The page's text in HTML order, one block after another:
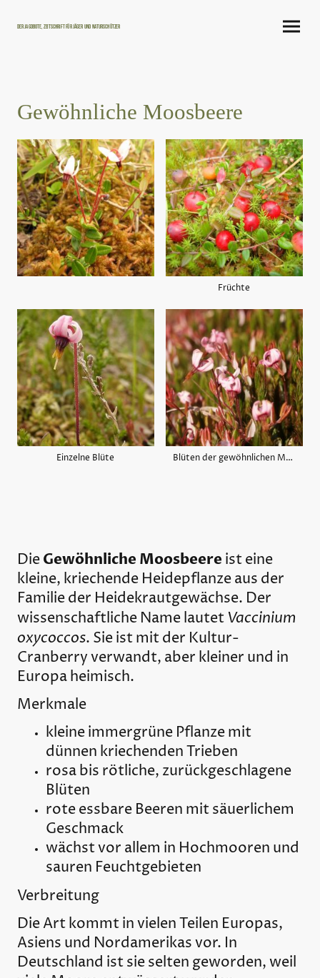
Der Jagdbote, Zeitschrift für Jäger und Naturschützer
Gewöhnliche Moosbeere
Früchte
Einzelne Blüte Blüten der gewöhnlichen Moosbeere
DieGewöhnliche Moosbeere ist eine
kleine, kriechende Heidepflanze aus der
Familie der Heidekrautgewächse. Der
wissenschaftliche Name lautetVaccinium
oxycoccos. Sie ist mit der Kultur-
Cranberry verwandt, aber kleiner und in
Europa heimisch.
Merkmale
kleine immergrüne Pflanze mit
dünnen kriechenden Trieben
rosa bis rötliche, zurückgeschlagene
Blüten
rote essbare Beeren mit säuerlichem
Geschmack
wächst vor allem in Hochmooren und
sauren Feuchtgebieten
Verbreitung
Die Art kommt in vielen Teilen Europas,
Asiens und Nordamerikas vor. In
Deutschland ist sie selten geworden, weil